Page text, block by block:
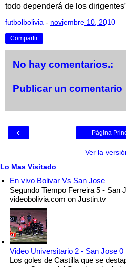
todo dependerá de los
futbolbolivia - noviembre 10, 2010
Compartir
No hay comentarios.:
Publicar un comentario
‹ Página
Ver la
Lo Mas Visitado
En vivo Bolivar Vs San Jose
Segundo Tiempo Ferreira 5 - San
videobolivia.com on Justin.tv
Video Universitario 2 - San Jose 0
Los goles de Castilla que se